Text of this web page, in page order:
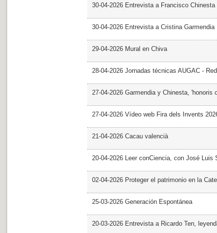
30-04-2026 Entrevista a Francisco Chinesta
30-04-2026 Entrevista a Cristina Garmendia
29-04-2026 Mural en Chiva
28-04-2026 Jornadas técnicas AUGAC -
27-04-2026 Garmendia y Chinesta, 'honoris
27-04-2026 Vídeo web Fira dels Invents
21-04-2026 Cacau valencià
20-04-2026 Leer conCiencia, con José Luis
02-04-2026 Proteger el patrimonio en la
25-03-2026 Generación Espontánea
20-03-2026 Entrevista a Ricardo Ten,